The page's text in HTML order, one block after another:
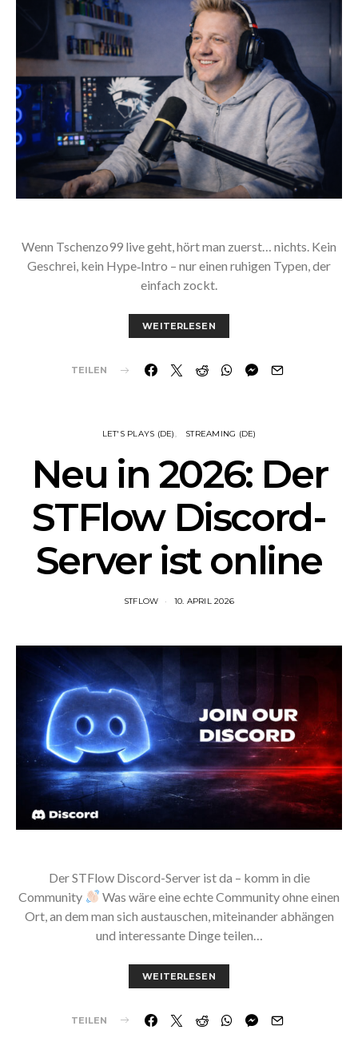
Wenn Tschenzo99 live geht, hört man zuerst… nichts. Kein
Geschrei, kein Hype‑Intro – nur einen ruhigen Typen, der
einfach zockt.
WEITERLESEN
TEILEN
LET'S PLAYS (DE) STREAMING (DE)
Neu in 2026: Der
STFlow Discord-
Server ist online
STFLOW 10. APRIL 2026
Der STFlow Discord-Server ist da – komm in die
Community
Was wäre eine echte Community ohne einen
Ort, an dem man sich austauschen, miteinander abhängen
und interessante Dinge teilen…
WEITERLESEN
TEILEN